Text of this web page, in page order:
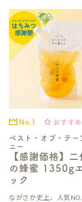
ベスト・オブ・テー
ニー
【感謝価格】二
の蜂蜜 1350g
ック
No.1 おすすめ
ながさか史上、人気